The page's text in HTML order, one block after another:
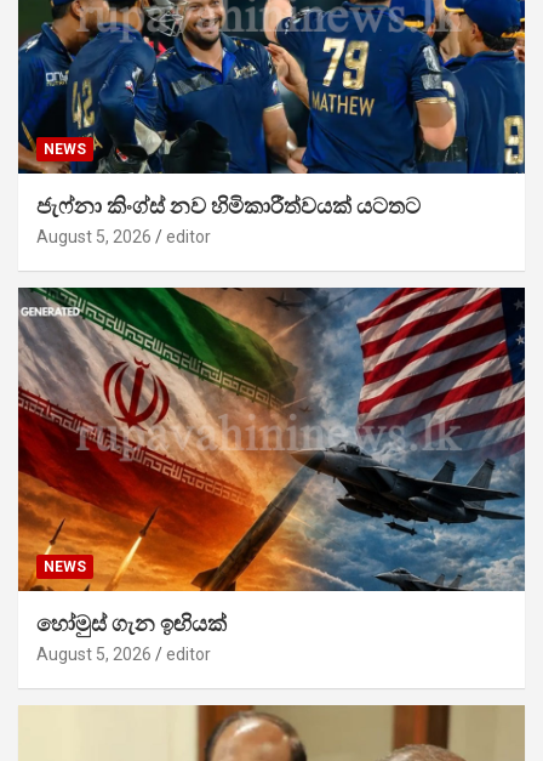
NEWS
ජැෆ්නා කිංග්ස් නව හිමිකාරීත්වයක් යටතට
August 5, 2026 editor
NEWS
හෝමුස් ගැන ඉඟියක්
August 5, 2026 editor